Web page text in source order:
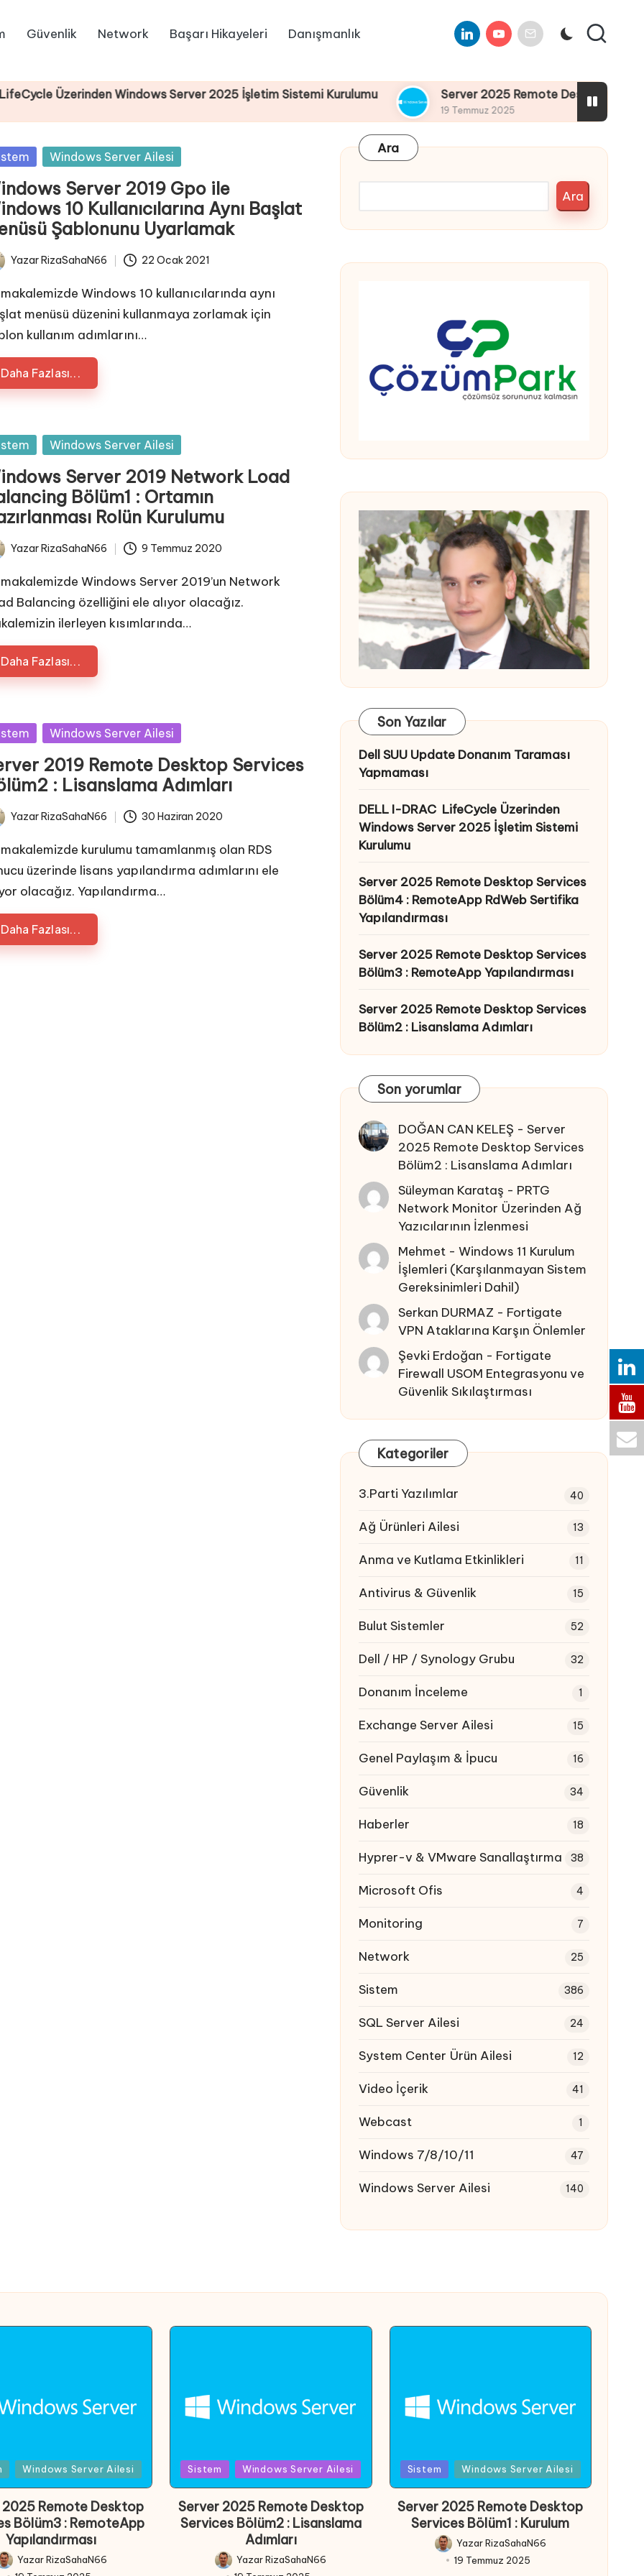
Güvenlik Network Başarı Hikayeleri Danışmanlık LinkedinYoutube
E-
Mail
Üzerinden Windows Server 2025 İşletim Sistemi Kurulumu Server 2025 Remote Desktop Services
19 Temmuz 2025
Windows Server Ailesi
Server 2019 Gpo ile
10 Kullanıcılarına Aynı Başlat
Şablonunu Uyarlamak
Yazar RizaSahaN66 22 Ocak 2021
Windows 10 kullanıcılarında aynı
menüsü düzenini kullanmaya zorlamak için
kullanım adımlarını…
Daha Fazlası...
Windows Server Ailesi
Server 2019 Network Load
Bölüm1 : Ortamın
Rolün Kurulumu
Yazar RizaSahaN66 9 Temmuz 2020
makalemizde Windows Server 2019’un Network
Balancing özelliğini ele alıyor olacağız.
ilerleyen kısımlarında…
Daha Fazlası...
Windows Server Ailesi
2019 Remote Desktop Services
: Lisanslama Adımları
Yazar RizaSahaN66 30 Haziran 2020
makalemizde kurulumu tamamlanmış olan RDS
üzerinde lisans yapılandırma adımlarını ele
olacağız. Yapılandırma…
Daha Fazlası...
Ara
Ara
Son Yazılar
Dell SUU Update Donanım Taraması
Yapmaması
DELL I-DRAC LifeCycle Üzerinden
Windows Server 2025 İşletim Sistemi
Kurulumu
Server 2025 Remote Desktop Services
Bölüm4 : RemoteApp RdWeb Sertifika
Yapılandırması
Server 2025 Remote Desktop Services
Bölüm3 : RemoteApp Yapılandırması
Server 2025 Remote Desktop Services
Bölüm2 : Lisanslama Adımları
Son yorumlar
DOĞAN CAN KELEŞ -Server
2025 Remote Desktop Services
Bölüm2 : Lisanslama Adımları
Süleyman Karataş - PRTG
Network Monitor Üzerinden Ağ
Yazıcılarının İzlenmesi
Mehmet -Windows 11 Kurulum
İşlemleri (Karşılanmayan Sistem
Gereksinimleri Dahil)
Serkan DURMAZ - Fortigate
VPN Ataklarına Karşın Önlemler
Şevki Erdoğan - Fortigate
Firewall USOM Entegrasyonu ve
Güvenlik Sıkılaştırması
Kategoriler
3.Parti Yazılımlar 40
Ağ Ürünleri Ailesi 13
Anma ve Kutlama Etkinlikleri 11
Antivirus & Güvenlik 15
Bulut Sistemler 52
Dell / HP / Synology Grubu 32
Donanım İnceleme 1
Exchange Server Ailesi 15
Genel Paylaşım & İpucu 16
Güvenlik 34
Haberler 18
Hyprer-v & VMware Sanallaştırma 38
Microsoft Ofis 4
Monitoring 7
Network 25
Sistem 386
SQL Server Ailesi 24
System Center Ürün Ailesi 12
Video İçerik 41
Webcast 1
Windows 7/8/10/11 47
Windows Server Ailesi 140
Windows Server Ailesi
2025 Remote Desktop
Bölüm3 : RemoteApp
Yapılandırması
YazarRizaSahaN66
Posted
in
Sistem Windows Server Ailesi
Server 2025 Remote Desktop
Services Bölüm2 : Lisanslama
Adımları
Posted
YazarRizaSahaN66
Posted
in
Sistem Windows Server Ailesi
Server 2025 Remote Desktop
Services Bölüm1 : Kurulum
Posted
YazarRizaSahaN66
19 Temmuz 2025